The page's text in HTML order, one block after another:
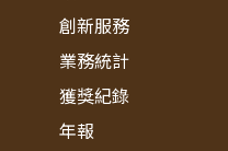
創新服務
業務統計
獲獎紀錄
年報